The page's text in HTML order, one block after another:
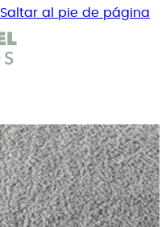
Saltar al pie de página